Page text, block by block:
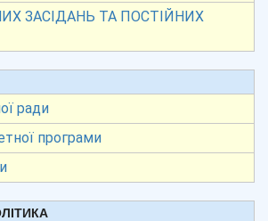
ЗАСІДАНЬ ТА ПОСТІЙНИХ
ради
програми